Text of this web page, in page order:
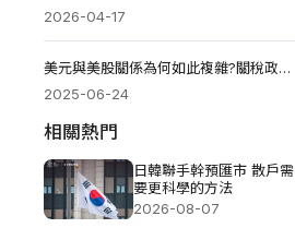
2026-04-17
美元與美股關係為何如此複雜?關稅政策如何影響它們的走勢?
2025-06-24
相關熱門
日韓聯手幹預匯市 散戶需
要更科學的方法
2026-08-07